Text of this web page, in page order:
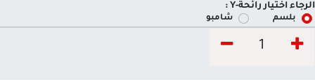
الرجاء اختيار رائحة-Y :
بلسم شامبو